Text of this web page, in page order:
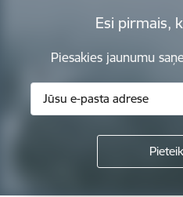
Esi pirmais,
Piesakies jaunumu